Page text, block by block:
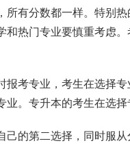
所有分数都一样。特别
和热门专业要慎重考虑
报考专业，考生在选择
。专升本的考生在选择
的第二选择，同时服从